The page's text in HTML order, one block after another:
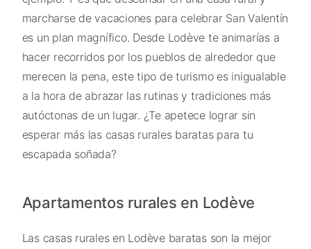
marcharse de vacaciones para celebrar San Valentín
es un plan magnífico. Desde Lodève te animarías a
hacer recorridos por los pueblos de alrededor que
merecen la pena, este tipo de turismo es inigualable
a la hora de abrazar las rutinas y tradiciones más
autóctonas de un lugar. ¿Te apetece lograr sin
esperar más las casas rurales baratas para tu
escapada soñada?
Apartamentos rurales en Lodève
Las casas rurales en Lodève baratas son la mejor